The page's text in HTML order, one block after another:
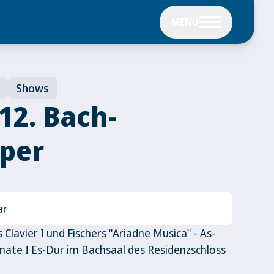
Shows
Bach-
I und Fischers "Ariadne Musica" - As-
I Es-Dur im Bachsaal des Residenzschloss